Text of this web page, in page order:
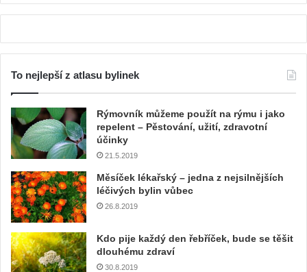
To nejlepší z atlasu bylinek
Rýmovník můžeme použít na rýmu i jako
repelent – Pěstování, užití, zdravotní
účinky
21.5.2019
Měsíček lékařský – jedna z nejsilnějších
léčivých bylin vůbec
26.8.2019
Kdo pije každý den řebříček, bude se těšit
dlouhému zdraví
30.8.2019